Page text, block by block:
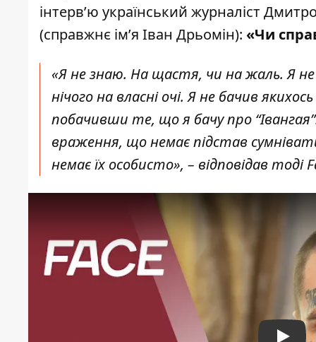
інтерв’ю український журналіст
(справжнє ім’я Іван Дрьомін): «Чи
«Я не знаю. На щастя, чи на жаль. Я
нічого на власні очі. Я не бачив
побачивши те, що я бачу про
враження, що немає підстав
немає їх особисто», – відповідав тоді